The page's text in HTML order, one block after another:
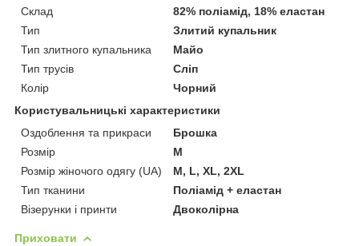
Склад
82% поліамід, 18% еластан
Тип
Злитий купальник
Тип злитного купальника
Майо
Тип трусів
Сліп
Колір
Чорний
Користувальницькі характеристики
Оздоблення та прикраси
Брошка
Розмір
M
Розмір жіночого одягу (UA)
M, L, XL, 2XL
Тип тканини
Поліамід + еластан
Візерунки і принти
Двоколірна
Приховати